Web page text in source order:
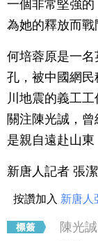
一個非常堅強
為她的釋放而戰
何培蓉原是一
孔，被中國網
川地震的義工
關注陳光誠，
是親自遠赴山東
新唐人記者 張
按讚加入 新唐人
陳光誠